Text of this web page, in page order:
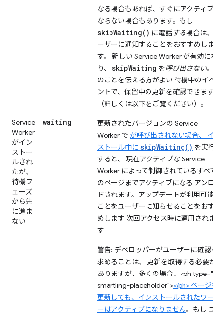
なる場合もあれば、すぐにアクティブに
ならない場合もあります。もし
skipWaiting() に電話する場合は、ユ
ーザーに通知することをおすすめしま
す。 新しい Service Worker が有効にな
り、 skipWaiting を呼び出さない。次
のことを伝える方がよい 待機中のイベ
ントで、保留中の更新を確認できます
（詳しくは以下をご覧ください）。
Service
Worker
がイン
ストー
ルされ
たが、
待機フ
ェーズ
から先
に進ま
ない
waiting
更新されたバージョンの Service
Worker で が呼び出されない場合、 イン
ストール中に skipWaiting() を実行
すると、 現在アクティブな Service
Worker によって制御されているすべて
のページまでアクティブになる アンロー
ドされます。アップデートが利用可能な
ことをユーザーに知らせることをおすす
めします 次回アクセス時に適用されま
す
警告: デベロッパーがユーザーに確認を
求めることは、 更新を取得する必要が
ありますが、多くの場合、<ph type="x-
smartling-placeholder"></ph> ページを
更新しても、インストールされたワーカ
ーはアクティブになりません。もし ユ